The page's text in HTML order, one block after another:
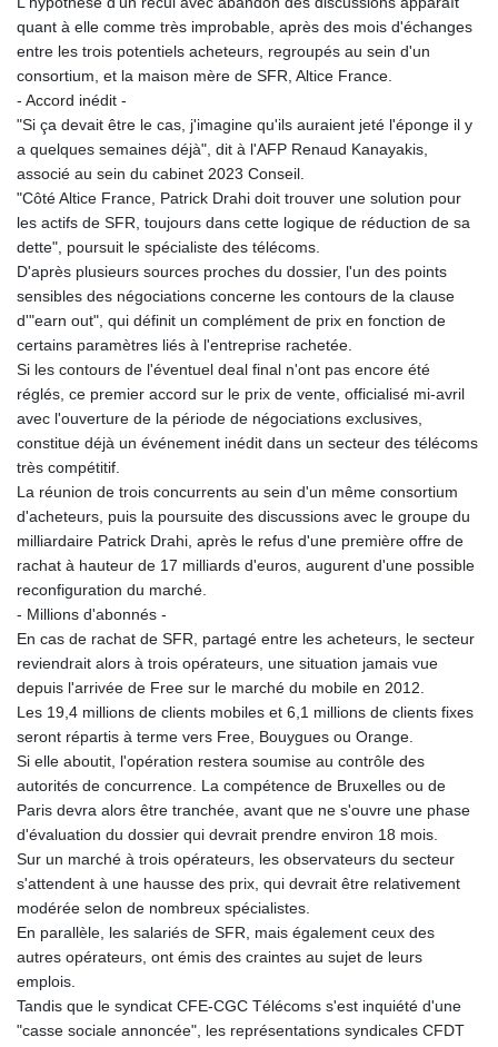
KES 149.049537
KGS 100.760472
KHR 4683.238048
KMF 491.993323
KWD 0.356067
KYD 0.96202
KZT 540.94374
LAK 26082.966454
LBP
103373.346556
LKR 387.758699
LRD 208.366759
LSL 18.828807
LTL 3.402172
LVL 0.696959
LYD 7.358683
MAD 10.770417
MDL 20.085595
MKD 61.539077
MMK 2419.122624
MNT 4143.388184
MOP 9.327593
MVR 17.813278
MWK 2001.657877
MXN 19.815707
MYR 4.711847
MZN 73.643798
NAD 18.828807
NGN 1572.383836
NIO 42.477873
NOK 10.994271
NPR 175.774208
NZD 1.965005
OMR 0.443012
PAB 1.154359
PEN 3.901993
PHP 70.186213
PKR 320.48031
quant à elle comme très improbable, après des mois d'échanges
entre les trois potentiels acheteurs, regroupés au sein d'un
consortium, et la maison mère de SFR, Altice France.
- Accord inédit -
"Si ça devait être le cas, j'imagine qu'ils auraient jeté l'éponge il y
a quelques semaines déjà", dit à l'AFP Renaud Kanayakis,
associé au sein du cabinet 2023 Conseil.
"Côté Altice France, Patrick Drahi doit trouver une solution pour
les actifs de SFR, toujours dans cette logique de réduction de sa
dette", poursuit le spécialiste des télécoms.
D'après plusieurs sources proches du dossier, l'un des points
sensibles des négociations concerne les contours de la clause
d'"earn out", qui définit un complément de prix en fonction de
certains paramètres liés à l'entreprise rachetée.
Si les contours de l'éventuel deal final n'ont pas encore été
réglés, ce premier accord sur le prix de vente, officialisé mi-avril
avec l'ouverture de la période de négociations exclusives,
constitue déjà un événement inédit dans un secteur des télécoms
très compétitif.
La réunion de trois concurrents au sein d'un même consortium
d'acheteurs, puis la poursuite des discussions avec le groupe du
milliardaire Patrick Drahi, après le refus d'une première offre de
rachat à hauteur de 17 milliards d'euros, augurent d'une possible
reconfiguration du marché.
- Millions d'abonnés -
En cas de rachat de SFR, partagé entre les acheteurs, le secteur
reviendrait alors à trois opérateurs, une situation jamais vue
depuis l'arrivée de Free sur le marché du mobile en 2012.
Les 19,4 millions de clients mobiles et 6,1 millions de clients fixes
seront répartis à terme vers Free, Bouygues ou Orange.
Si elle aboutit, l'opération restera soumise au contrôle des
autorités de concurrence. La compétence de Bruxelles ou de
Paris devra alors être tranchée, avant que ne s'ouvre une phase
d'évaluation du dossier qui devrait prendre environ 18 mois.
Sur un marché à trois opérateurs, les observateurs du secteur
s'attendent à une hausse des prix, qui devrait être relativement
modérée selon de nombreux spécialistes.
En parallèle, les salariés de SFR, mais également ceux des
autres opérateurs, ont émis des craintes au sujet de leurs
emplois.
Tandis que le syndicat CFE-CGC Télécoms s'est inquiété d'une
"casse sociale annoncée", les représentations syndicales CFDT